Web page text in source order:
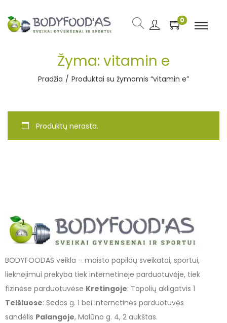
0
Žyma: vitamin e
Pradžia / Produktai su žymomis “vitamin e”
Produktų nerasta.
BODYFOODAS veikla – maisto papildų sveikatai, sportui,
lieknėjimui prekyba tiek internetinėje parduotuvėje, tiek
fizinėse parduotuvėse Kretingoje: Topolių akligatvis 1
Telšiuose: Sedos g. 1 bei internetinės parduotuvės
sandėlis Palangoje, Malūno g. 4, 2 aukštas.